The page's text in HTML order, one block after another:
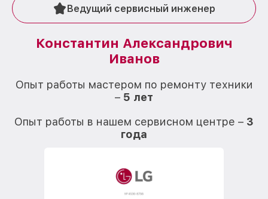
Ведущий сервисный инженер
Константин Александрович
Иванов
Опыт работы мастером по ремонту техники
– 5 лет
Опыт работы в нашем сервисном центре – 3
года